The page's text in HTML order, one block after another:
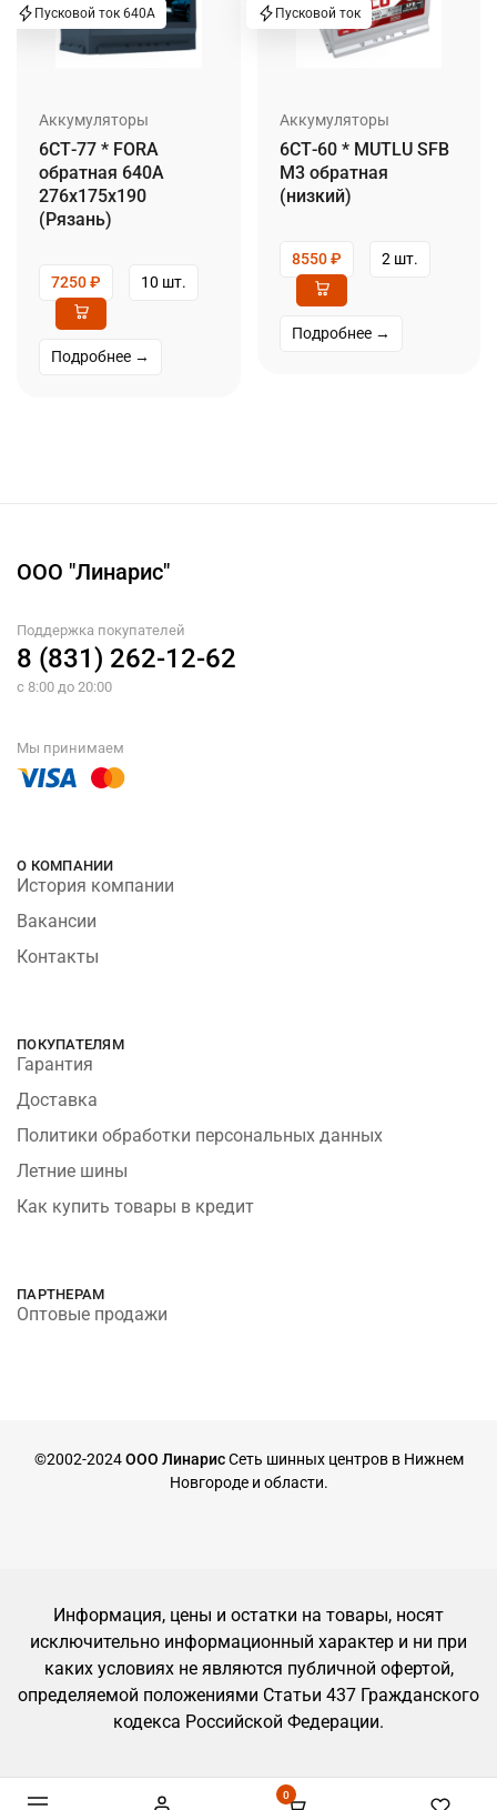
Пусковой ток 640А
Аккумуляторы
6СТ-77 * FORA
обратная 640А
276x175x190
(Рязань)
7250₽ 10 шт.
Подробнее →
Пусковой ток
Аккумуляторы
6СТ-60 * MUTLU SFB
M3 обратная
(низкий)
8550₽ 2 шт.
Подробнее →
ООО "Линарис"
Поддержка покупателей
8 (831) 262-12-62
с 8:00 до 20:00
Мы принимаем
О КОМПАНИИ
История компании
Вакансии
Контакты
ПОКУПАТЕЛЯМ
Гарантия
Доставка
Политики обработки персональных данных
Летние шины
Как купить товары в кредит
ПАРТНЕРАМ
Оптовые продажи
©2002-2024ООО ЛинарисСеть шинных центров в Нижнем
Новгороде и области.
Информация, цены и остатки на товары, носят
исключительно информационный характер и ни при
каких условиях не являются публичной офертой,
определяемой положениями Статьи 437 Гражданского
кодекса Российской Федерации.
0